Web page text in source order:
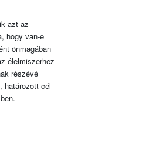
azt az
hogy van-e
önmagában
élelmiszerhez
részévé
határozott cél